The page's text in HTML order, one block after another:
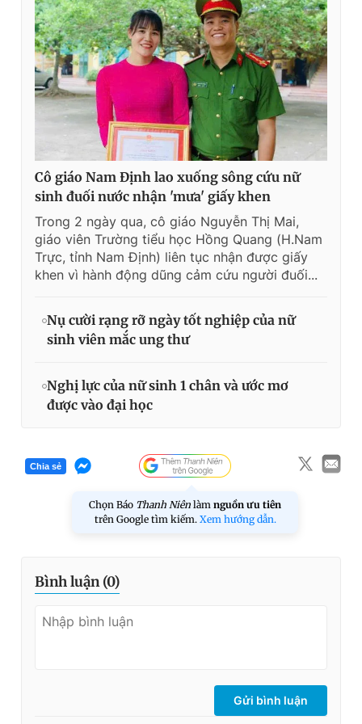
Cô giáo Nam Định lao xuống sông cứu nữ
sinh đuối nước nhận 'mưa' giấy khen
Trong 2 ngày qua, cô giáo Nguyễn Thị Mai,
giáo viên Trường tiểu học Hồng Quang (H.Nam
Trực, tỉnh Nam Định) liên tục nhận được giấy
khen vì hành động dũng cảm cứu người đuối...
Nụ cười rạng rỡ ngày tốt nghiệp của nữ
sinh viên mắc ung thư
Nghị lực của nữ sinh 1 chân và ước mơ
được vào đại học
Chia sẻ
Chọn Báo Thanh Niên làm nguồn ưu tiên
trên Google tìm kiếm. Xem hướng dẫn.
Bình luận (0)
Gửi bình luận